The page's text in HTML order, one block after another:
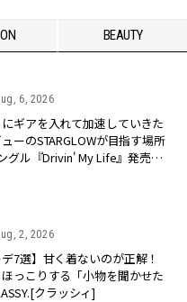
BEAUTY
6, 2026
にギアを入れて加速していきた
ーのSTARGLOWが目指す場所
グル『Drivin' My Life』発売】 |
2, 2026
デ7選】甘く着ないのが正解！
っこりする「小物を聞かせた
クラッシィ]